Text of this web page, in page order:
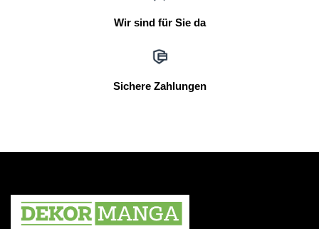
Wir sind für Sie da
Sichere Zahlungen